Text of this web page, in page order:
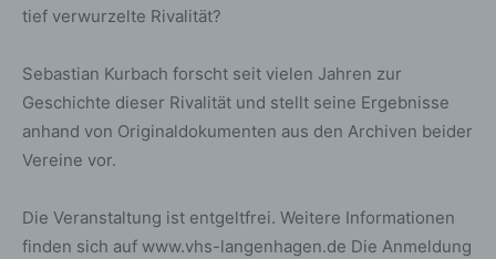
tief verwurzelte Rivalität?
Sebastian Kurbach forscht seit vielen Jahren zur
Geschichte dieser Rivalität und stellt seine Ergebnisse
anhand von Originaldokumenten aus den Archiven beider
Vereine vor.
Die Veranstaltung ist entgeltfrei. Weitere Informationen
finden sich auf www.vhs-langenhagen.de Die Anmeldung